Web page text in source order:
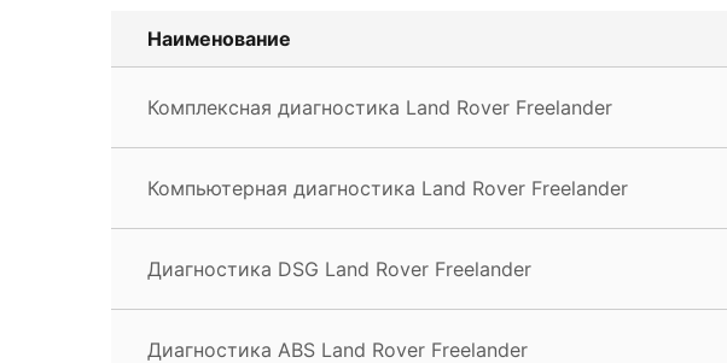
Наименование
Комплексная диагностика Land Rover Freelander
Компьютерная диагностика Land Rover Freelander
Диагностика DSG Land Rover Freelander
Диагностика ABS Land Rover Freelander